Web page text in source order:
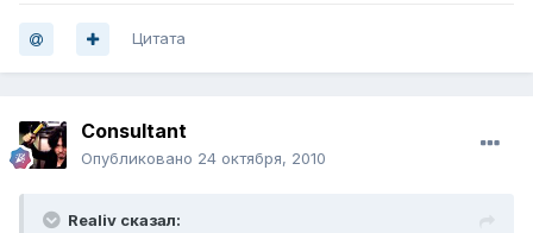
Цитата
Consultant
Опубликовано 24 октября, 2010
Realiv сказал: